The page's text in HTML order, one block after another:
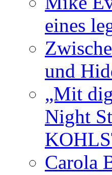
eines
und
„Mit
Night
Carola